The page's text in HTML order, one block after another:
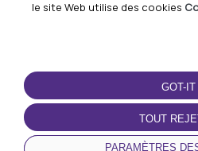
le site Web utilise des cookies
GOT-IT
TOUT
PARAMÈTRES
TERMS-OF-USE
Termes et conditions
Politique de confidentialité
Politique relative aux
cookies